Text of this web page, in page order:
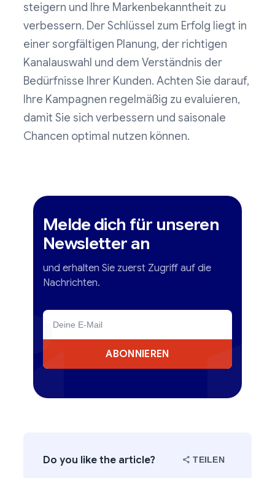
steigern und Ihre Markenbekanntheit zu
verbessern. Der Schlüssel zum Erfolg liegt in
einer sorgfältigen Planung, der richtigen
Kanalauswahl und dem Verständnis der
Bedürfnisse Ihrer Kunden. Achten Sie darauf,
Ihre Kampagnen regelmäßig zu evaluieren,
damit Sie sich verbessern und saisonale
Chancen optimal nutzen können.
Melde dich für unseren
Newsletter an
und erhalten Sie zuerst Zugriff auf die
Nachrichten.
ABONNIEREN
Do you like the article? TEILEN